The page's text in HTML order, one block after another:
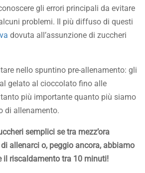
gli errori principali da evitare
problemi. Il più diffuso di questi
dovuta all’assunzione di zuccheri
nello spuntino pre-allenamento: gli
gelato al cioccolato fino alle
più importante quanto più siamo
di allenamento.
semplici se tra mezz’ora
allenarci o, peggio ancora, abbiamo
il riscaldamento tra 10 minuti!